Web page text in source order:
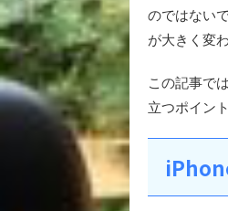
のではない
が大きく変
この記事で
立つポイン